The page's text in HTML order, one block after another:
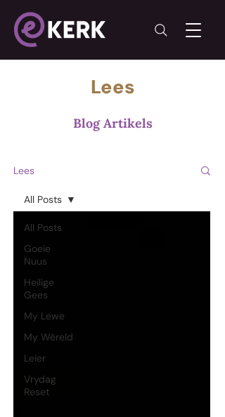
Lees
Blog Artikels
Lees
All Posts
Goeie
Nuus
Heilige
Gees
My Lewe
My Wêreld
Leier
Vrydag
Reset
All Posts